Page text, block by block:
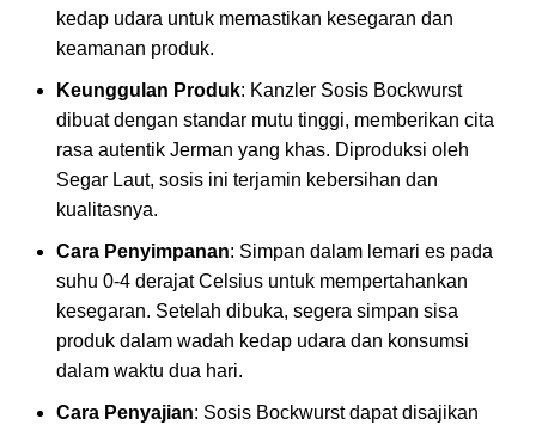
kedap udara untuk memastikan kesegaran dan
keamanan produk.
Keunggulan Produk: Kanzler Sosis Bockwurst
dibuat dengan standar mutu tinggi, memberikan cita
rasa autentik Jerman yang khas. Diproduksi oleh
Segar Laut, sosis ini terjamin kebersihan dan
kualitasnya.
Cara Penyimpanan: Simpan dalam lemari es pada
suhu 0-4 derajat Celsius untuk mempertahankan
kesegaran. Setelah dibuka, segera simpan sisa
produk dalam wadah kedap udara dan konsumsi
dalam waktu dua hari.
Cara Penyajian: Sosis Bockwurst dapat disajikan